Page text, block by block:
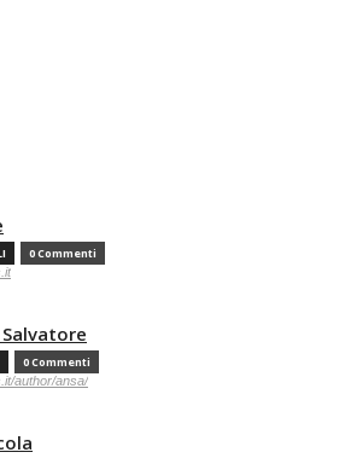
0 Commenti
0 Commenti
author/ansa/